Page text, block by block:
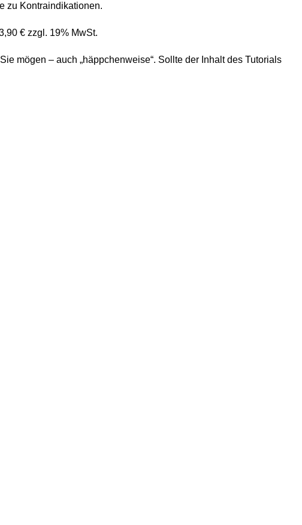
zu Kontraindikationen.
€ zzgl. 19% MwSt.
mögen – auch „häppchenweise“. Sollte der Inhalt des Tutorials